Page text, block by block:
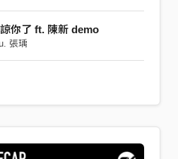
你了 ft. 陳新 demo
張瑀